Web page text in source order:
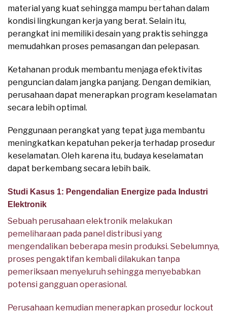
material yang kuat sehingga mampu bertahan dalam
kondisi lingkungan kerja yang berat. Selain itu,
perangkat ini memiliki desain yang praktis sehingga
memudahkan proses pemasangan dan pelepasan.
Ketahanan produk membantu menjaga efektivitas
penguncian dalam jangka panjang. Dengan demikian,
perusahaan dapat menerapkan program keselamatan
secara lebih optimal.
Penggunaan perangkat yang tepat juga membantu
meningkatkan kepatuhan pekerja terhadap prosedur
keselamatan. Oleh karena itu, budaya keselamatan
dapat berkembang secara lebih baik.
Studi Kasus 1: Pengendalian Energize pada Industri
Elektronik
Sebuah perusahaan elektronik melakukan
pemeliharaan pada panel distribusi yang
mengendalikan beberapa mesin produksi. Sebelumnya,
proses pengaktifan kembali dilakukan tanpa
pemeriksaan menyeluruh sehingga menyebabkan
potensi gangguan operasional.
Perusahaan kemudian menerapkan prosedur lockout